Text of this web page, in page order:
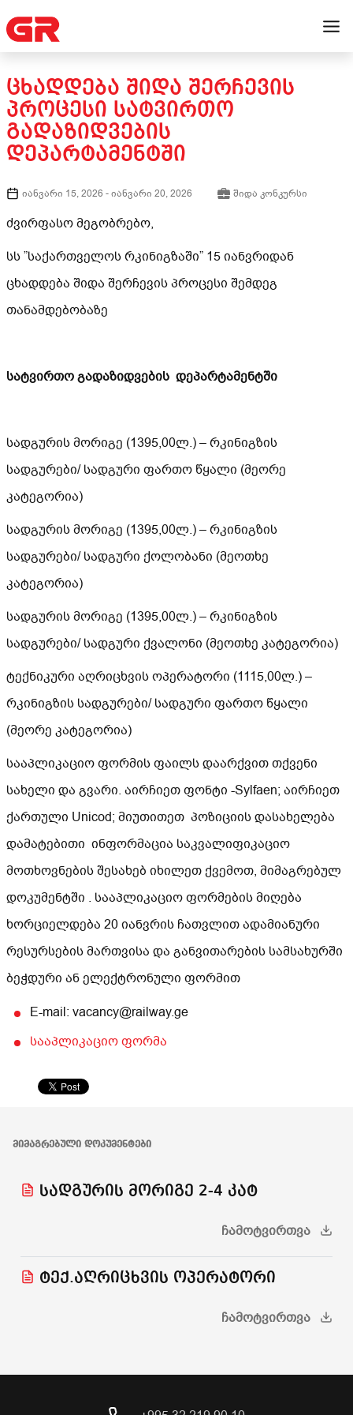
ᲪᲮᲐᲓᲓᲔᲑᲐ ᲨᲘᲓᲐ ᲨᲔᲠᲩᲔᲕᲘᲡ
ᲞᲠᲝᲪᲔᲡᲘ ᲡᲐᲢᲕᲘᲠᲗᲝ
ᲒᲐᲓᲐᲖᲘᲓᲕᲔᲑᲘᲡ
ᲓᲔᲞᲐᲠᲢᲐᲛᲔᲜᲢᲨᲘ
იანვარი 15, 2026 -იანვარი 20, 2026 შიდა კონკურსი
ძვირფასო მეგობრებო,
სს ”საქართველოს რკინიგზაში” 15 იანვრიდან
ცხადდება შიდა შერჩევის პროცესი შემდეგ
თანამდებობაზე
სატვირთო გადაზიდვების დეპარტამენტში
სადგურის მორიგე (1395,00ლ.) – რკინიგზის
სადგურები/ სადგური ფართო წყალი (მეორე
კატეგორია)
სადგურის მორიგე (1395,00ლ.) – რკინიგზის
სადგურები/ სადგური ქოლობანი (მეოთხე
კატეგორია)
სადგურის მორიგე (1395,00ლ.) – რკინიგზის
სადგურები/ სადგური ქვალონი (მეოთხე კატეგორია)
ტექნიკური აღრიცხვის ოპერატორი (1115,00ლ.) –
რკინიგზის სადგურები/ სადგური ფართო წყალი
(მეორე კატეგორია)
სააპლიკაციო ფორმის ფაილს დაარქვით თქვენი
სახელი და გვარი. აირჩიეთ ფონტი -Sylfaen; აირჩიეთ
ქართული Unicod; მიუთითეთ პოზიციის დასახელება
დამატებითი ინფორმაცია საკვალიფიკაციო
მოთხოვნების შესახებ იხილეთ ქვემოთ, მიმაგრებულ
დოკუმენტში . სააპლიკაციო ფორმების მიღება
ხორციელდება 20 იანვრის ჩათვლით ადამიანური
რესურსების მართვისა და განვითარების სამსახურში
ბეჭდური ან ელექტრონული ფორმით
E-mail: vacancy@railway.ge
სააპლიკაციო ფორმა
ᲛᲘᲛᲐᲒᲠᲔᲑᲣᲚᲘ ᲓᲝᲙᲣᲛᲔᲜᲢᲔᲑᲘ
სადგურის მორიგე 2-4 კატ
ᲩᲐᲛᲝᲢᲕᲘᲠᲗᲕᲐ
ტექ.აღრიცხვის ოპერატორი
ᲩᲐᲛᲝᲢᲕᲘᲠᲗᲕᲐ